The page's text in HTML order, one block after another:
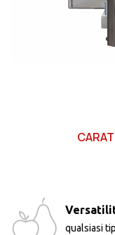
qualsiasi